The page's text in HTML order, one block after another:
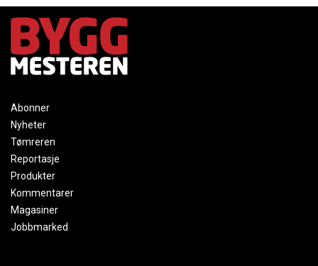
Abonner
Nyheter
Tømreren
Reportasje
Produkter
Kommentarer
Magasiner
Jobbmarked